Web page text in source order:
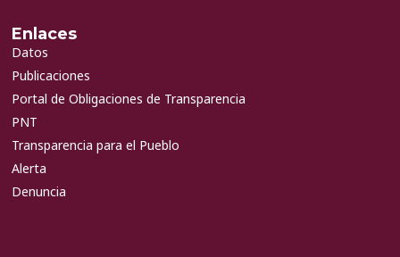
Enlaces
Datos
Publicaciones
Portal de Obligaciones de Transparencia
PNT
Transparencia para el Pueblo
Alerta
Denuncia